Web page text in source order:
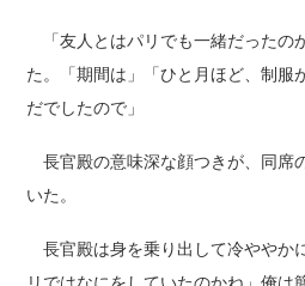
「友人とはパリでも一緒だったの
た。「期間は」「ひと月ほど、制服
だでしたので」
長官殿の意味深な顔つきが、同席
いた。
長官殿は身を乗り出して冷ややか